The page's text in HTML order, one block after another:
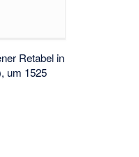
Retabel in
um 1525